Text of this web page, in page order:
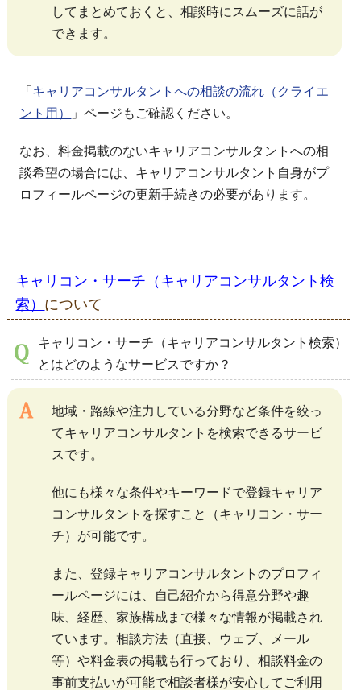
してまとめておくと、相談時にスムーズに話が
できます。
「 キャリアコンサルタントへの相談の流れ（クライエ
ント用）
」ページもご確認ください。
なお、料金掲載のないキャリアコンサルタントへの相
談希望の場合には、キャリアコンサルタント自身がプ
ロフィールページの更新手続きの必要があります。
キャリコン・サーチ（キャリアコンサルタント検
索） について
キャリコン・サーチ（キャリアコンサルタント検索）
とはどのようなサービスですか？
地域・路線や注力している分野など条件を絞っ
てキャリアコンサルタントを検索できるサービ
スです。
他にも様々な条件やキーワードで登録キャリア
コンサルタントを探すこと（キャリコン・サー
チ）が可能です。
また、登録キャリアコンサルタントのプロフィ
ールページには、自己紹介から得意分野や趣
味、経歴、家族構成まで様々な情報が掲載され
ています。相談方法（直接、ウェブ、メール
等）や料金表の掲載も行っており、相談料金の
事前支払いが可能で相談者様が安心してご利用